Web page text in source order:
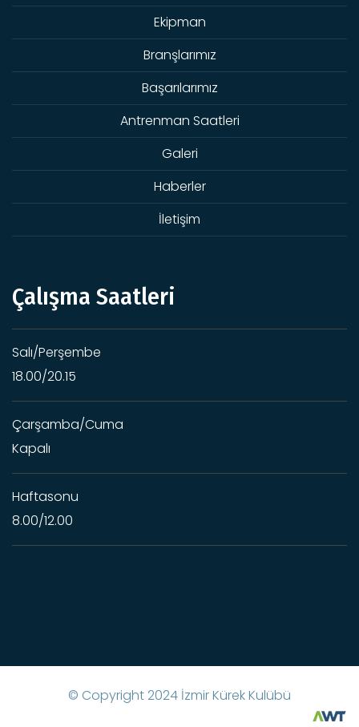
Ekipman
Branşlarımız
Başarılarımız
Antrenman Saatleri
Galeri
Haberler
İletişim
Çalışma Saatleri
Salı/Perşembe
18.00/20.15
Çarşamba/Cuma
Kapalı
Haftasonu
8.00/12.00
© Copyright 2024 İzmir Kürek Kulübü